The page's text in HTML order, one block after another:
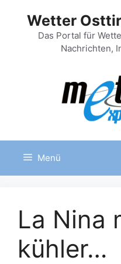
springen
Wetter
Das Portal für
Nachrichten,
Menü
La Nina
kühler…